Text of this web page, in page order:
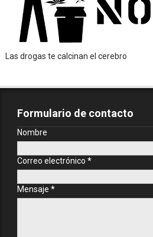
Las drogas te calcinan el cerebro
Formulario de contacto
Nombre
Correo electrónico *
Mensaje *